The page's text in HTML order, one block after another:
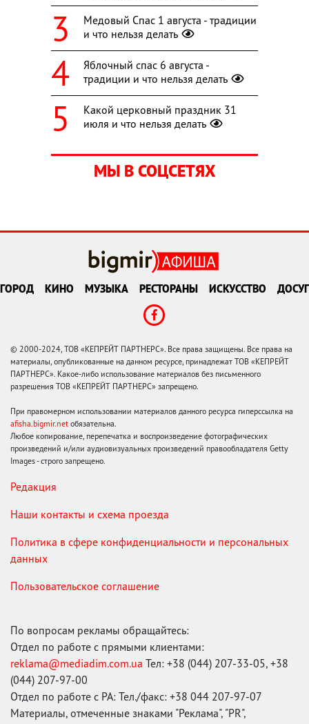
Медовый Спас 1 августа - традиции
и что нельзя делать
Яблочный спас 6 августа -
традиции и что нельзя делать
Какой церковный праздник 31
июля и что нельзя делать
МЫ В СОЦСЕТЯХ
ГОРОД КИНО МУЗЫКА РЕСТОРАНЫ ИСКУССТВО ДОСУГ
© 2000-2024, ТОВ «КЕПРЕЙТ ПАРТНЕРС». Все права защищены. Все права на
материалы, опубликованные на данном ресурсе, принадлежат ТОВ «КЕПРЕЙТ
ПАРТНЕРС». Какое-либо использование материалов без письменного
разрешения ТОВ «КЕПРЕЙТ ПАРТНЕРС» запрещено.
При правомерном использовании материалов данного ресурса гиперссылка на
afisha.bigmir.net обязательна.
Любое копирование, перепечатка и воспроизведение фотографических
произведений и/или аудиовизуальных произведений правообладателя Getty
Images - строго запрещено.
Редакция
Наши контакты и схема проезда
Политика в сфере конфиденциальности и персональных
данных
Пользовательское соглашение
По вопросам рекламы обращайтесь:
Отдел по работе с прямыми клиентами:
reklama@mediadim.com.ua Тел: +38 (044) 207-33-05, +38
(044) 207-97-00
Отдел по работе с РА: Тел./факс: +38 044 207-97-07
Материалы, отмеченные знаками "Реклама", "PR",